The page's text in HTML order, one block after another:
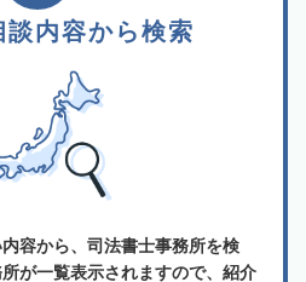
談内容から検索
容から、司法書士事務所を検
が一覧表示されますので、紹介